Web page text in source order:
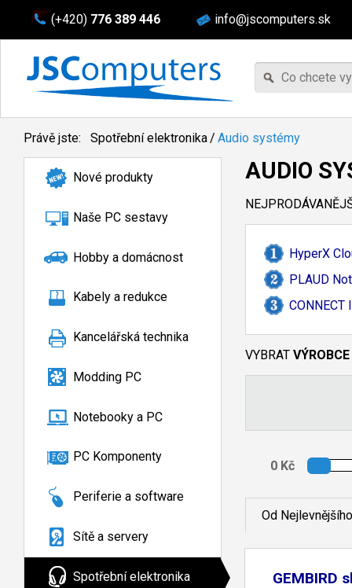
(+420) 776 389 446 info@jscomputers.sk
Právě jste: Spotřební elektronika/ Audio systémy
Nové produkty
Naše PC sestavy
Hobby a domácnost
Kabely a redukce
Kancelářská technika
Modding PC
Notebooky a PC
PC Komponenty
Periferie a software
Sítě a servery
Spotřební elektronika
AUDIO
HyperX
PLAUD
CONNECT
VYBRAT VÝROBCE
Od Nejlevnějšího
GEMBIRD